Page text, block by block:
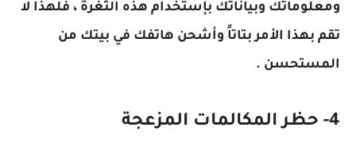
ومعلوماتك وبياناتك بإستخدام هذه الثغرة ، فلهذا لا
تقم بهذا الأمر بتاتاً وأشحن هاتفك في بيتك من
المستحسن .
4- حظر المكالمات المزعجة